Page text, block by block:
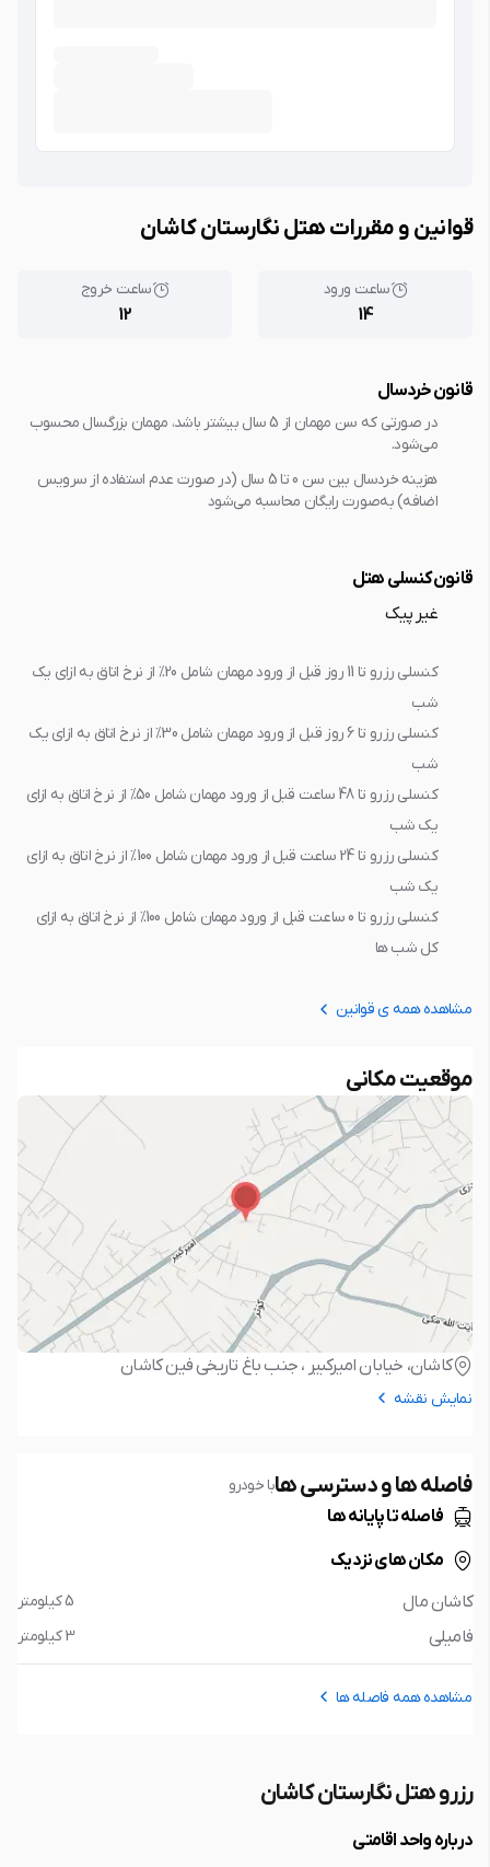
قوانین و مقررات هتل نگارستان کاشان
ساعت ورود
14
ساعت خروج
12
قانون خردسال
در صورتی که سن مهمان از 5 سال بیشتر باشد، مهمان بزرگسال محسوب
می‌شود.
هزینه خردسال بین سن 0 تا 5 سال (در صورت عدم استفاده از سرویس
اضافه) به‌صورت رایگان محاسبه می‌شود
قانون کنسلی هتل
غیر پیک
کنسلی رزرو تا 11 روز قبل از ورود مهمان شامل 20% از نرخ اتاق به ازاي يک
شب
کنسلی رزرو تا 6 روز قبل از ورود مهمان شامل 30% از نرخ اتاق به ازاي يک
شب
کنسلی رزرو تا 48 ساعت قبل از ورود مهمان شامل 50% از نرخ اتاق به ازاي
يک شب
کنسلی رزرو تا 24 ساعت قبل از ورود مهمان شامل 100% از نرخ اتاق به ازاي
يک شب
کنسلی رزرو تا 0 ساعت قبل از ورود مهمان شامل 100% از نرخ اتاق به ازاي
کل شب ها
مشاهده همه ی قوانین
موقعیت مکانی
کاشان، خیابان امیرکبیر ، جنب باغ تاریخی فین کاشان
نمایش نقشه
فاصله ها و دسترسی هابا خودرو
فاصله تا پایانه ها
مکان های نزدیک
کاشان مال
5 کیلومتر
فامیلی 3 کیلومتر
مشاهده همه فاصله ها
رزرو هتل نگارستان کاشان
درباره واحد اقامتی